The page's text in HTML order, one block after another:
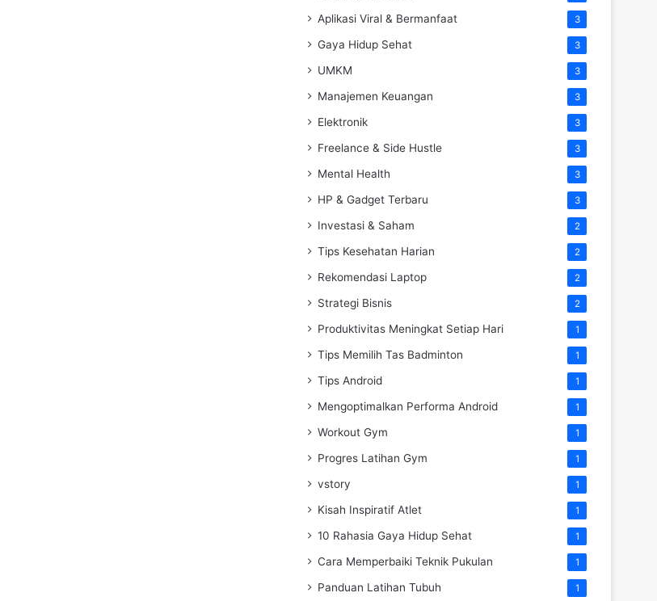
Aplikasi Viral & Bermanfaat 3
Gaya Hidup Sehat 3
UMKM 3
Manajemen Keuangan 3
Elektronik 3
Freelance & Side Hustle 3
Mental Health 3
HP & Gadget Terbaru 3
Investasi & Saham 2
Tips Kesehatan Harian 2
Rekomendasi Laptop 2
Strategi Bisnis 2
Produktivitas Meningkat Setiap Hari 1
Tips Memilih Tas Badminton 1
Tips Android 1
Mengoptimalkan Performa Android 1
Workout Gym 1
Progres Latihan Gym 1
vstory 1
Kisah Inspiratif Atlet 1
10 Rahasia Gaya Hidup Sehat 1
Cara Memperbaiki Teknik Pukulan 1
Panduan Latihan Tubuh 1